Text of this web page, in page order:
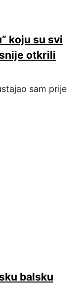
koju su svi
otkrili
sam prije
balsku